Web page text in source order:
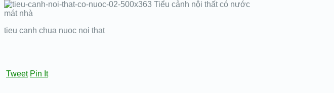
tieu canh chua nuoc noi that
Tweet Pin It